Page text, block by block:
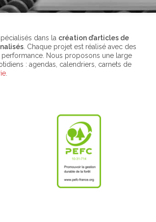
dans la création d’articles de
. Chaque projet est réalisé avec des
Nous proposons une large
: agendas, calendriers, carnets de
.